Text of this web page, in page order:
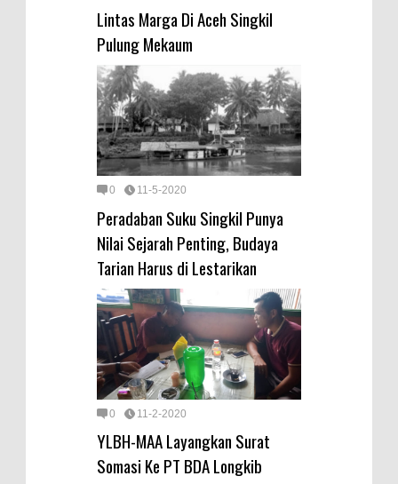
Lintas Marga Di Aceh Singkil
Pulung Mekaum
0 11-5-2020
Peradaban Suku Singkil Punya
Nilai Sejarah Penting, Budaya
Tarian Harus di Lestarikan
0 11-2-2020
YLBH-MAA Layangkan Surat
Somasi Ke PT BDA Longkib